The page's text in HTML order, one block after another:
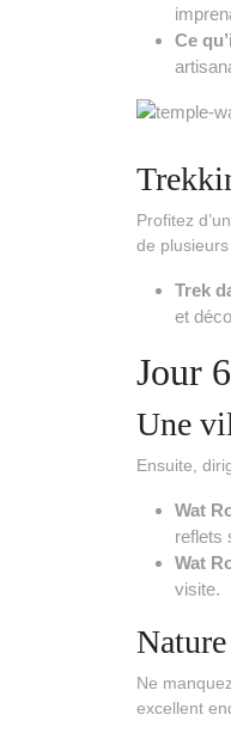
Ce
Profitez
de
Trek
et
Jour
Une
Ensuite,
Wat
reflets
Wat
visite.
Ne
excellent